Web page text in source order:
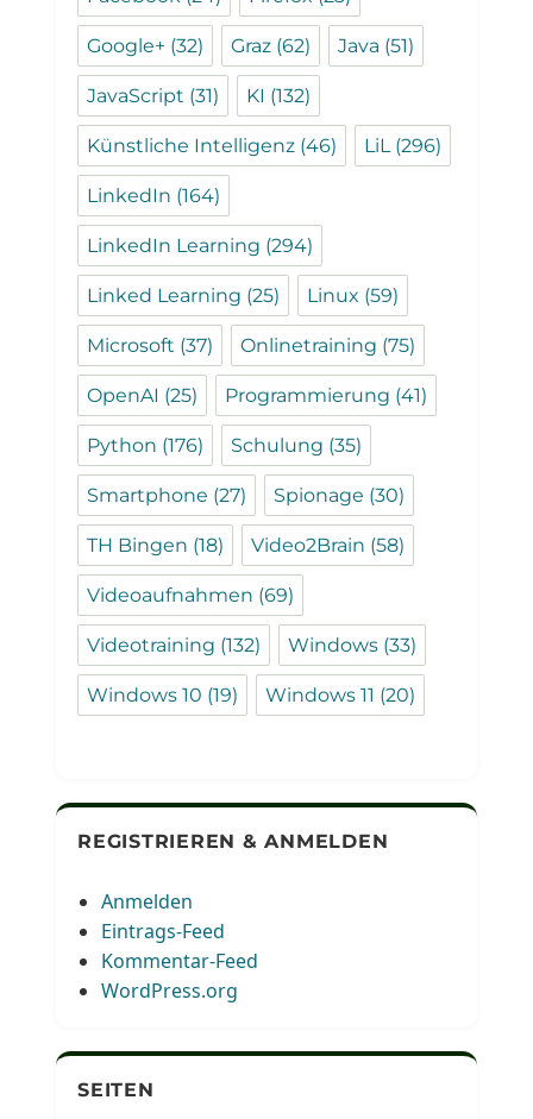
Google+ (32) Graz (62) Java (51)
JavaScript (31) KI (132)
Künstliche Intelligenz (46) LiL(296)
LinkedIn (164)
LinkedIn Learning (294)
Linked Learning (25) Linux (59)
Microsoft (37) Onlinetraining (75)
OpenAI (25) Programmierung (41)
Python (176) Schulung (35)
Smartphone (27) Spionage (30)
TH Bingen (18) Video2Brain (58)
Videoaufnahmen (69)
Videotraining (132) Windows (33)
Windows 10 (19) Windows 11 (20)
REGISTRIEREN & ANMELDEN
Anmelden
Eintrags-Feed
Kommentar-Feed
WordPress.org
SEITEN